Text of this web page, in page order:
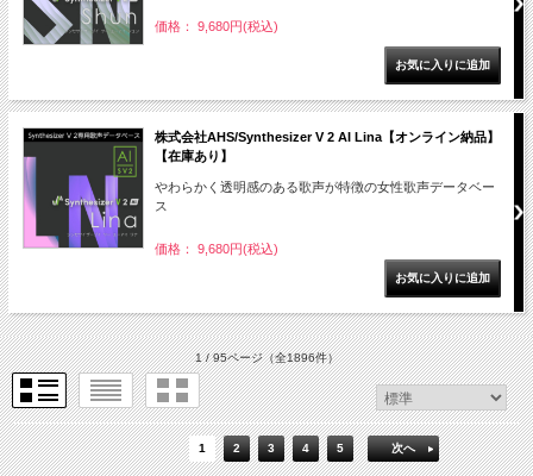
価格： 9,680円(税込)
株式会社AHS/Synthesizer V 2 AI Lina【オンライン納品】
【在庫あり】
やわらかく透明感のある歌声が特徴の女性歌声データベー
ス
価格： 9,680円(税込)
1 / 95ページ（全1896件）
1 2 3 4 5 次へ